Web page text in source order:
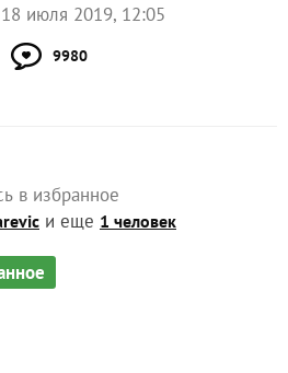
18 июля 2019, 12:05
9980
в избранное
и еще 1 человек